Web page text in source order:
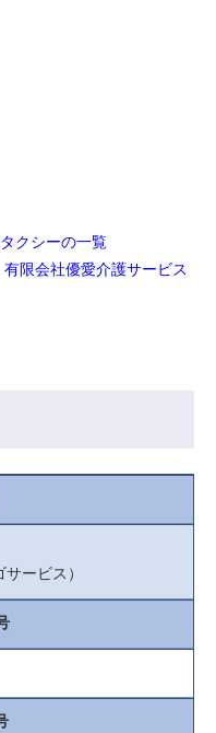
クシーの一覧
有限会社優愛介護サービス
ービス）